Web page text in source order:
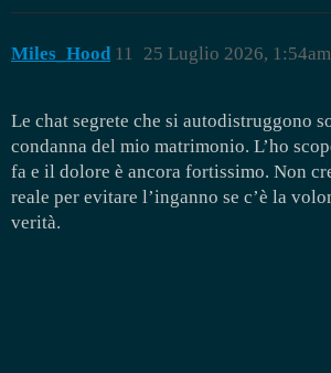
Miles_Hood 25 Luglio 2026, 1:54am
11
Le chat segrete che si autodistruggono
condanna del mio matrimonio. L’ho
fa e il dolore è ancora fortissimo. Non
reale per evitare l’inganno se c’è la
verità.